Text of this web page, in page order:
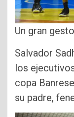
Un gran
Salvador
los
copa
su padre,